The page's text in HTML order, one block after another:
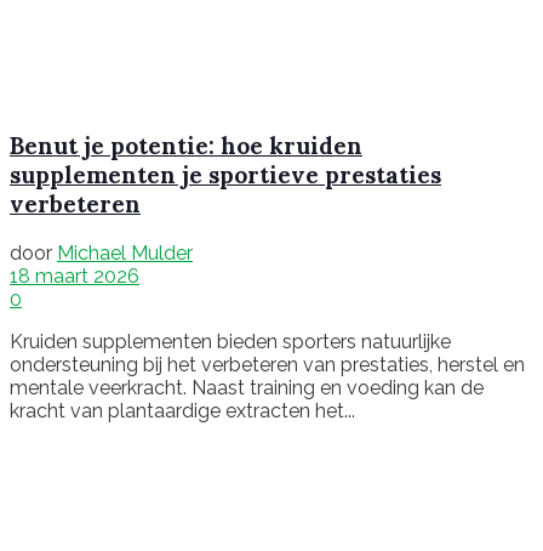
Benut je potentie: hoe kruiden
supplementen je sportieve prestaties
verbeteren
door Michael Mulder
18 maart 2026
0
Kruiden supplementen bieden sporters natuurlijke
ondersteuning bij het verbeteren van prestaties, herstel en
mentale veerkracht. Naast training en voeding kan de
kracht van plantaardige extracten het...